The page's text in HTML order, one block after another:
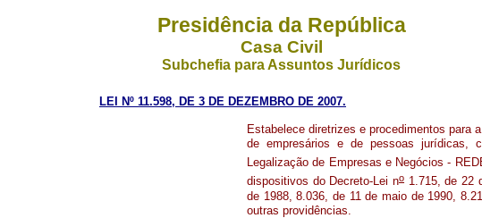
Presidência da República
Casa Civil
Subchefia para Assuntos Jurídicos
LEI Nº 11.598, DE 3 DE DEZEMBRO DE 2007.
Estabelece diretrizes e procedimentos para
de empresários e de pessoas jurídicas,
Legalização de Empresas e Negócios -
dispositivos do Decreto-Lei no 1.715, de 22
de 1988, 8.036, de 11 de maio de 1990,
outras providências.